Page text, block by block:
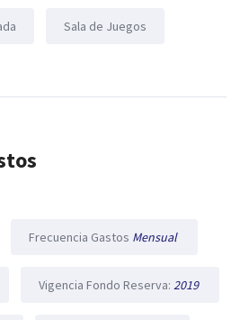
Sala de Juegos
Frecuencia Gastos Mensual
Vigencia Fondo Reserva: 2019